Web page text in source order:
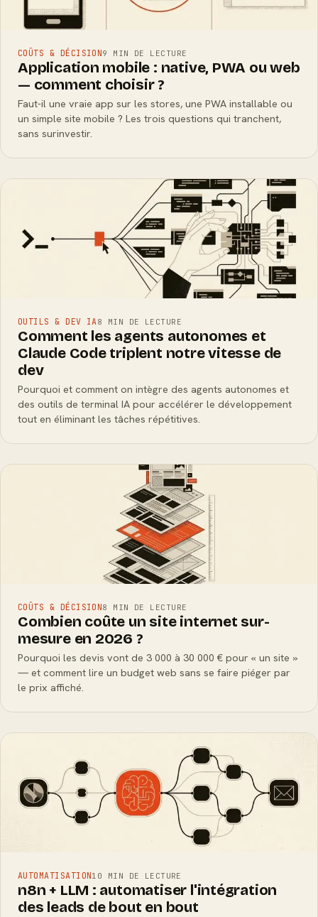
COÛTS & DÉCISION9 MIN DE LECTURE
Application mobile : native, PWA ou web
— comment choisir ?
Faut-il une vraie app sur les stores, une PWA installable ou
un simple site mobile ? Les trois questions qui tranchent,
sans surinvestir.
OUTILS & DEV IA8 MIN DE LECTURE
Comment les agents autonomes et
Claude Code triplent notre vitesse de
dev
Pourquoi et comment on intègre des agents autonomes et
des outils de terminal IA pour accélérer le développement
tout en éliminant les tâches répétitives.
COÛTS & DÉCISION8 MIN DE LECTURE
Combien coûte un site internet sur-
mesure en 2026 ?
Pourquoi les devis vont de 3 000 à 30 000 € pour « un site »
— et comment lire un budget web sans se faire piéger par
le prix affiché.
AUTOMATISATION10 MIN DE LECTURE
n8n + LLM : automatiser l'intégration
des leads de bout en bout